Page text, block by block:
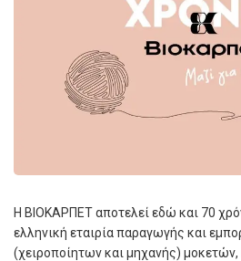
Η ΒΙΟΚΑΡΠΕΤ αποτελεί εδώ και 70
ελληνική εταιρία παραγωγής και
(χειροποίητων και μηχανής)